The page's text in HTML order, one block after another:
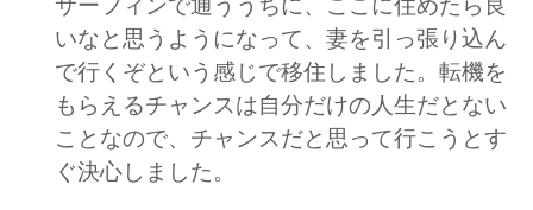
サーフィンで通ううちに、ここに住めたら良
いなと思うようになって、妻を引っ張り込ん
で行くぞという感じで移住しました。転機を
もらえるチャンスは自分だけの人生だとない
ことなので、チャンスだと思って行こうとす
ぐ決心しました。